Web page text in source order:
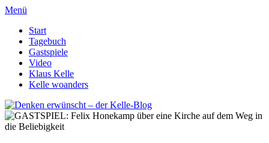
Menü
Start
Tagebuch
Gastspiele
Video
Klaus Kelle
Kelle woanders